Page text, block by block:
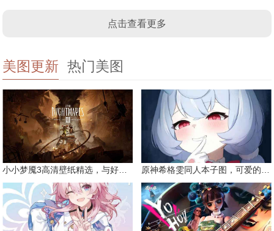
点击查看更多
美图更新 热门美图